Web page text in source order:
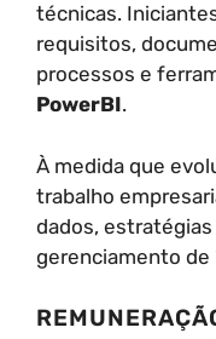
técnicas.
requisitos,
processos e
PowerBI.
À medida que
trabalho
dados,
gerenciamento